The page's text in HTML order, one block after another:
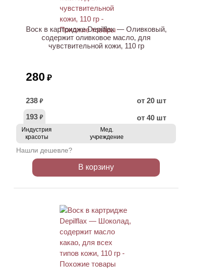
Воск в картридже Depilflax — Оливковый,
содержит оливковое масло, для
чувствительной кожи, 110 гр
280 ₽
238 ₽
от 20 шт
193 ₽ от 40 шт
Индустрия
красоты
Мед.
учреждение
Нашли дешевле?
В корзину